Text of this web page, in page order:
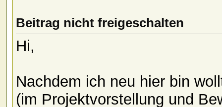
Beitrag nicht freigeschalten
Hi,
Nachdem ich neu hier bin
(im Projektvorstellung und